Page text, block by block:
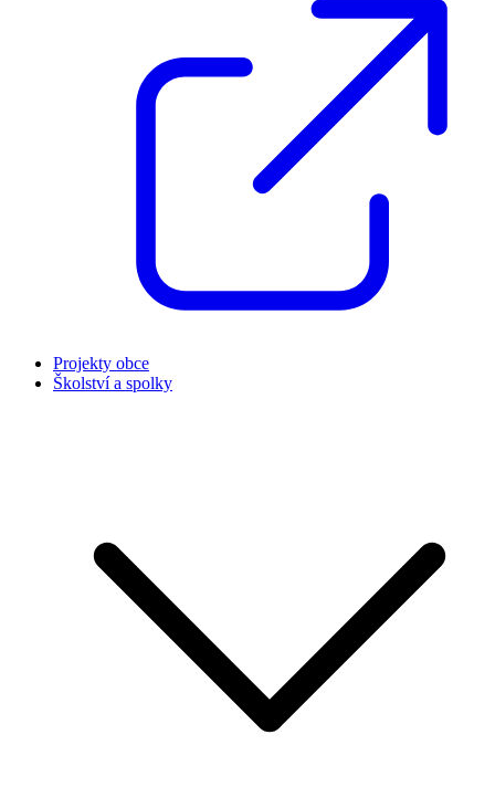
Projekty obce
Školství a spolky